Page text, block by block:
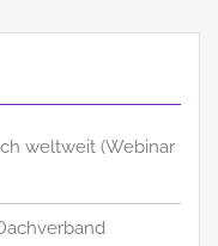
weltweit (Webinar